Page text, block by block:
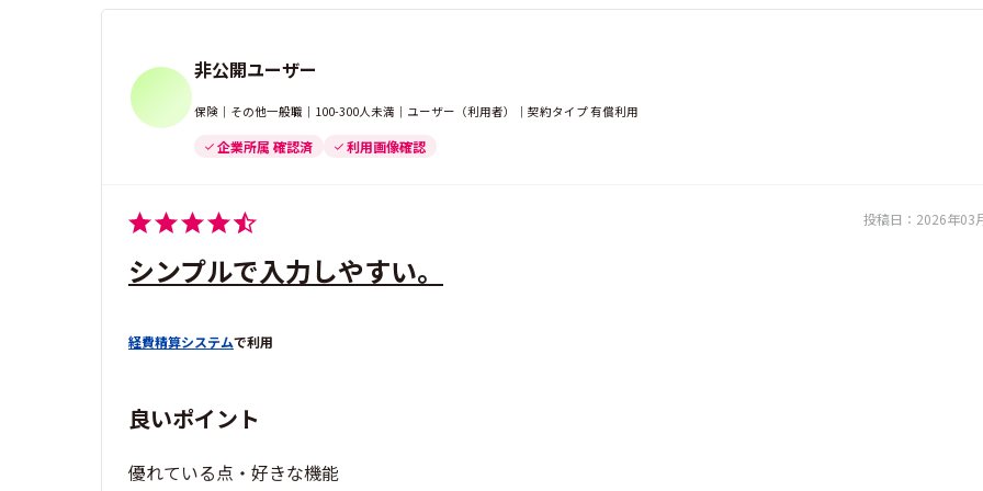
非公開ユーザー
保険｜その他一般職｜100-300人未満｜ユーザー（利用者）｜契約タイプ 有償利用
企業所属 確認済 利用画像確認
投稿日： 2026年03
シンプルで入力しやすい。
経費精算システムで利用
良いポイント
優れている点・好きな機能